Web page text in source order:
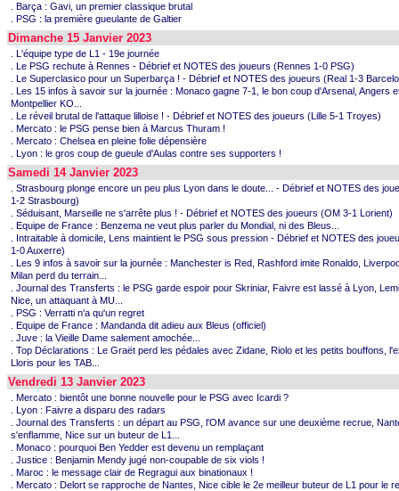
. Barça : Gavi, un premier classique brutal
. PSG : la première gueulante de Galtier
Dimanche 15 Janvier 2023
. L'équipe type de L1 - 19e journée
. Le PSG rechute à Rennes - Débrief et NOTES des joueurs (Rennes 1-0 PSG)
. Le Superclasico pour un Superbarça ! - Débrief et NOTES des joueurs (Real 1-3
. Les 15 infos à savoir sur la journée : Monaco gagne 7-1, le bon coup d'Arsenal, Angers
Montpellier KO...
. Le réveil brutal de l'attaque lilloise ! - Débrief et NOTES des joueurs (Lille 5-1 Troyes)
. Mercato : le PSG pense bien à Marcus Thuram !
. Mercato : Chelsea en pleine folie dépensière
. Lyon : le gros coup de gueule d'Aulas contre ses supporters !
Samedi 14 Janvier 2023
. Strasbourg plonge encore un peu plus Lyon dans le doute... - Débrief et NOTES des
1-2 Strasbourg)
. Séduisant, Marseille ne s'arrête plus ! - Débrief et NOTES des joueurs (OM 3-1 Lorient)
. Equipe de France : Benzema ne veut plus parler du Mondial, ni des Bleus...
. Intraitable à domicile, Lens maintient le PSG sous pression - Débrief et NOTES des
1-0 Auxerre)
. Les 9 infos à savoir sur la journée : Manchester is Red, Rashford imite Ronaldo,
Milan perd du terrain...
. Journal des Transferts : le PSG garde espoir pour Skriniar, Faivre est lassé à Lyon,
Nice, un attaquant à MU...
. PSG : Verratti n'a qu'un regret
. Equipe de France : Mandanda dit adieu aux Bleus (officiel)
. Juve : la Vieille Dame salement amochée...
. Top Déclarations : Le Graët perd les pédales avec Zidane, Riolo et les petits bouffons,
Lloris pour les TAB...
Vendredi 13 Janvier 2023
. Mercato : bientôt une bonne nouvelle pour le PSG avec Icardi ?
. Lyon : Faivre a disparu des radars
. Journal des Transferts : un départ au PSG, l'OM avance sur une deuxième recrue,
s'enflamme, Nice sur un buteur de L1...
. Monaco : pourquoi Ben Yedder est devenu un remplaçant
. Justice : Benjamin Mendy jugé non-coupable de six viols !
. Maroc : le message clair de Regragui aux binationaux !
. Mercato : Delort se rapproche de Nantes, Nice cible le 2e meilleur buteur de L1 pour le